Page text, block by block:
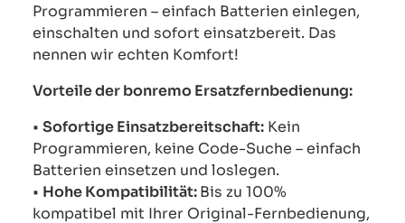
Programmieren – einfach Batterien einlegen,
einschalten und sofort einsatzbereit. Das
nennen wir echten Komfort!
Vorteile der bonremo Ersatzfernbedienung:
• Sofortige Einsatzbereitschaft: Kein
Programmieren, keine Code-Suche – einfach
Batterien einsetzen und loslegen.
• Hohe Kompatibilität:Bis zu 100%
kompatibel mit Ihrer Original-Fernbedienung,